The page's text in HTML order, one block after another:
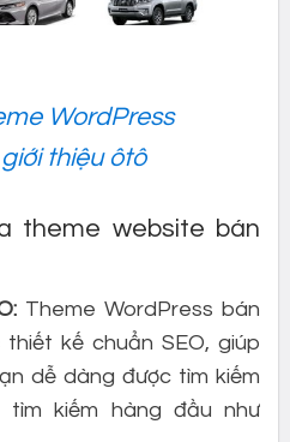
WordPress
thiệu ôtô
theme website bán
Theme WordPress bán
kế chuẩn SEO, giúp
dễ dàng được tìm kiếm
kiếm hàng đầu như